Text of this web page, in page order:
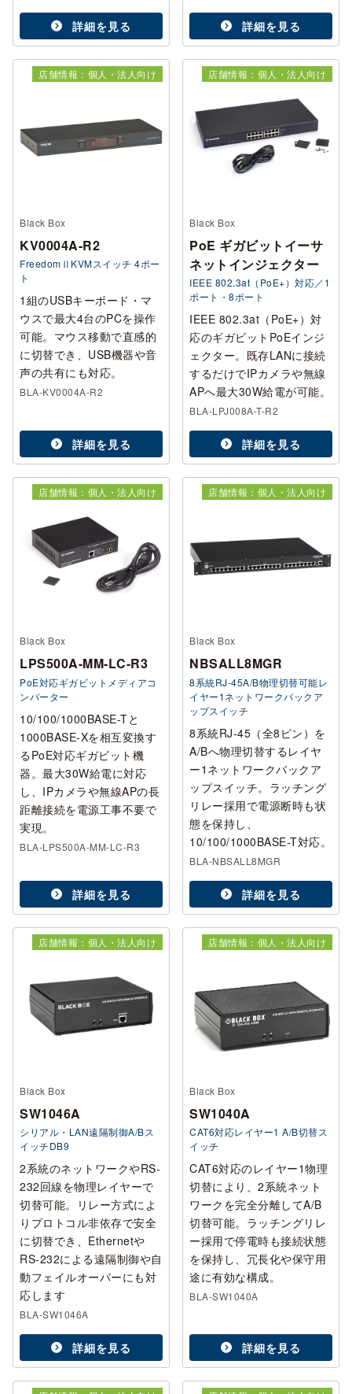
詳細を見る 詳細を見る
店舗情報：個人・法人向け
Black Box
KV0004A-R2
FreedomⅡKVMスイッチ 4ポー
ト
1組のUSBキーボード・マ
ウスで最大4台のPCを操作
可能。マウス移動で直感的
に切替でき、USB機器や音
声の共有にも対応。
BLA-KV0004A-R2
詳細を見る
店舗情報：個人・法人向け
Black Box
PoE ギガビットイーサ
ネットインジェクター
IEEE 802.3at（PoE+）対応／1
ポート・8ポート
IEEE 802.3at（PoE+）対
応のギガビットPoEインジ
ェクター。既存LANに接続
するだけでIPカメラや無線
APへ最大30W給電が可能。
BLA-LPJ008A-T-R2
詳細を見る
店舗情報：個人・法人向け
Black Box
LPS500A-MM-LC-R3
PoE対応ギガビットメディアコ
ンバーター
10/100/1000BASE-Tと
1000BASE-Xを相互変換す
るPoE対応ギガビット機
器。最大30W給電に対応
し、IPカメラや無線APの長
距離接続を電源工事不要で
実現。
BLA-LPS500A-MM-LC-R3
詳細を見る
店舗情報：個人・法人向け
Black Box
NBSALL8MGR
8系統RJ-45A/B物理切替可能レ
イヤー1ネットワークバックア
ップスイッチ
8系統RJ-45（全8ピン）を
A/Bへ物理切替するレイヤ
ー1ネットワークバックア
ップスイッチ。ラッチング
リレー採用で電源断時も状
態を保持し、
10/100/1000BASE-T対応。
BLA-NBSALL8MGR
詳細を見る
店舗情報：個人・法人向け
Black Box
SW1046A
シリアル・LAN遠隔制御A/Bス
イッチDB9
2系統のネットワークやRS-
232回線を物理レイヤーで
切替可能。リレー方式によ
りプロトコル非依存で安全
に切替でき、Ethernetや
RS-232による遠隔制御や自
動フェイルオーバーにも対
応します
BLA-SW1046A
詳細を見る
店舗情報：個人・法人向け
Black Box
SW1040A
CAT6対応レイヤー1 A/B切替ス
イッチ
CAT6対応のレイヤー1物理
切替により、2系統ネット
ワークを完全分離してA/B
切替可能。ラッチングリレ
ー採用で停電時も接続状態
を保持し、冗長化や保守用
途に有効な構成。
BLA-SW1040A
詳細を見る